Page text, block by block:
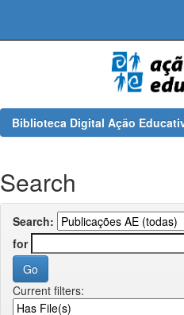
Biblioteca Digital Ação
Search
Search:
for
Current filters: